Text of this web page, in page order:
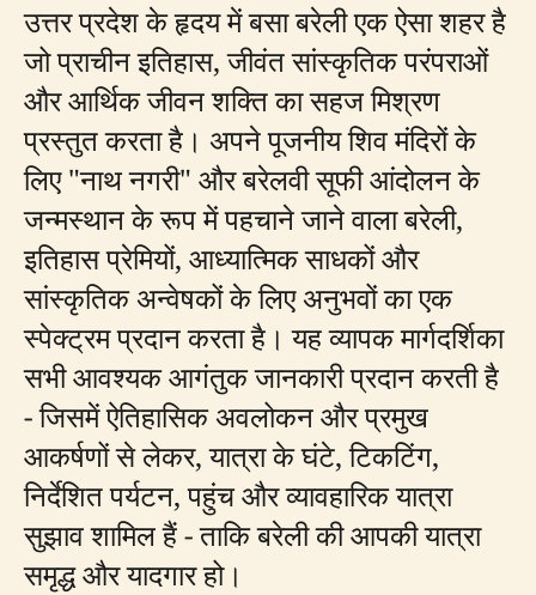
उत्तर प्रदेश के हृदय में बसा बरेली एक ऐसा शहर है
जो प्राचीन इतिहास, जीवंत सांस्कृतिक परंपराओं
और आर्थिक जीवन शक्ति का सहज मिश्रण
प्रस्तुत करता है। अपने पूजनीय शिव मंदिरों के
लिए "नाथ नगरी" और बरेलवी सूफी आंदोलन के
जन्मस्थान के रूप में पहचाने जाने वाला बरेली,
इतिहास प्रेमियों, आध्यात्मिक साधकों और
सांस्कृतिक अन्वेषकों के लिए अनुभवों का एक
स्पेक्ट्रम प्रदान करता है। यह व्यापक मार्गदर्शिका
सभी आवश्यक आगंतुक जानकारी प्रदान करती है
- जिसमें ऐतिहासिक अवलोकन और प्रमुख
आकर्षणों से लेकर, यात्रा के घंटे, टिकटिंग,
निर्देशित पर्यटन, पहुंच और व्यावहारिक यात्रा
सुझाव शामिल हैं - ताकि बरेली की आपकी यात्रा
समृद्ध और यादगार हो।